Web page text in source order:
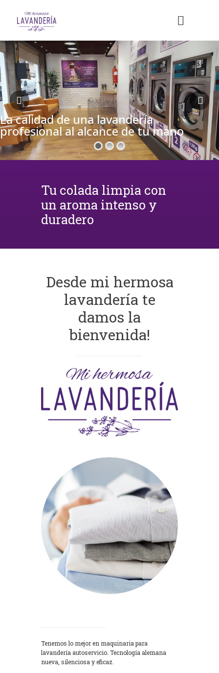
La calidad de una lavandería
profesional al alcance de tu mano
Tu colada limpia con
un aroma intenso y
duradero
Desde mi hermosa
lavandería te
damos la
bienvenida!
Tenemos lo mejor en maquinaria para
lavandería autoservicio. Tecnología alemana
nueva, silenciosa y eficaz.